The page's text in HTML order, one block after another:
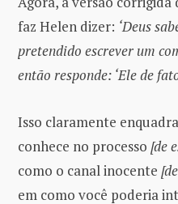
faz Helen dizer: ‘Deus
pretendido escrever um
então responde: ‘Ele de
Isso claramente
conhece no processo [de
como o canal inocente
em como você poderia